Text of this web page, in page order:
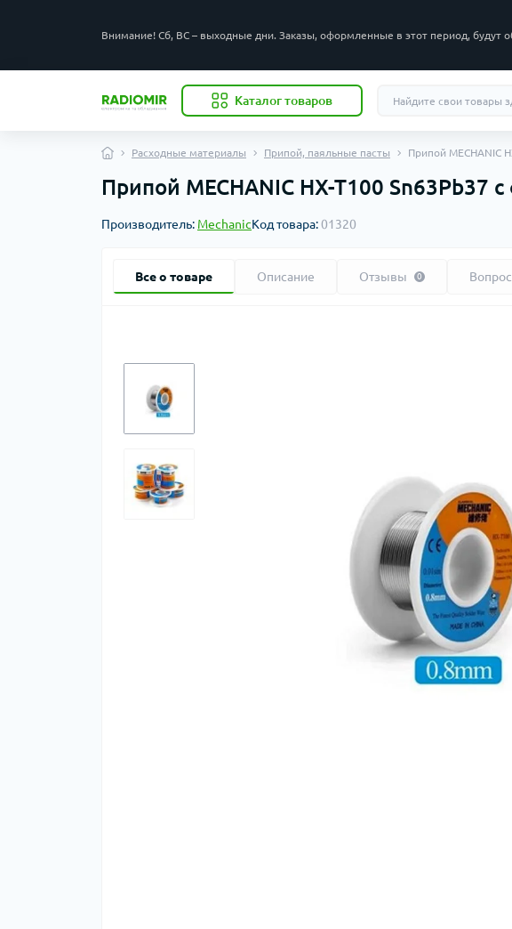
Внимание! Сб, ВС – выходные дни. Заказы, оформленные в этот период, будут
Каталог товаров
Расходные материалы Припой, паяльные пасты Припой MECHANIC
Припой MECHANIC HX-T100 Sn63Pb37
Производитель: MechanicКод товара:01320
Все о товаре Описание Отзывы 0